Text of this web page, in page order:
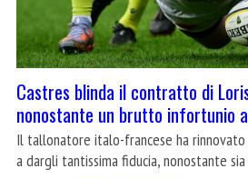
Castres blinda il contratto di
nonostante un brutto infortunio
Il tallonatore italo-francese ha rinnovato
a dargli tantissima fiducia, nonostante